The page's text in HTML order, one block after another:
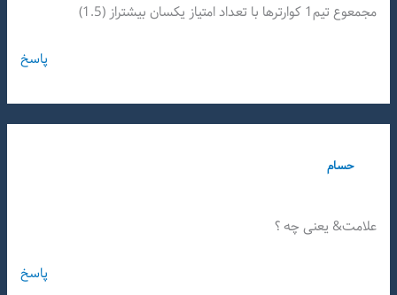
مجمعوع تیم1 کوارترها با تعداد امتیاز یکسان بیشتراز (1.5)
پاسخ
حسام
علامت& یعنی چه ؟
پاسخ